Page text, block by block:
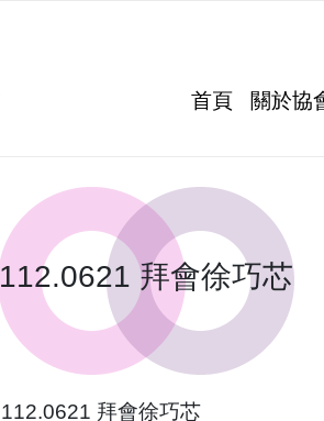
首頁 關於協
112.0621 拜會徐巧芯
112.0621 拜會徐巧芯